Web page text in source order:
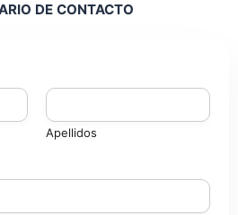
DE CONTACTO
Apellidos